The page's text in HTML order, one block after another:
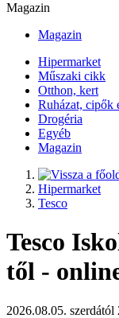
Magazin
Magazin
Hipermarket
Műszaki cikk
Otthon, kert
Ruházat, cipők
Drogéria
Egyéb
Magazin
Hipermarket
Tesco
Tesco
től -
2026.08.05.